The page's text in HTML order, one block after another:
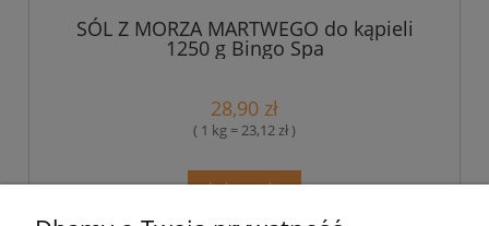
SÓL Z MORZA MARTWEGO do kąpieli
1250 g Bingo Spa
28,90 zł
( 1 kg = 23,12 zł )
do koszyka